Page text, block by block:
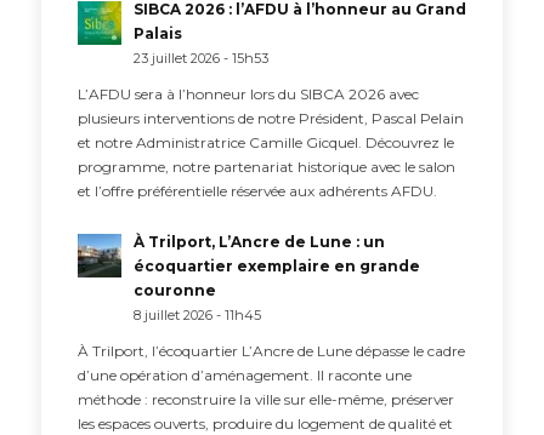
SIBCA 2026 : l’AFDU à l’honneur au Grand
Palais
23 juillet 2026 - 15h53
L’AFDU sera à l’honneur lors du SIBCA 2026 avec
plusieurs interventions de notre Président, Pascal Pelain
et notre Administratrice Camille Gicquel. Découvrez le
programme, notre partenariat historique avec le salon
et l’offre préférentielle réservée aux adhérents AFDU.
À Trilport, L’Ancre de Lune : un
écoquartier exemplaire en grande
couronne
8 juillet 2026 - 11h45
À Trilport, l’écoquartier L’Ancre de Lune dépasse le cadre
d’une opération d’aménagement. Il raconte une
méthode : reconstruire la ville sur elle-même, préserver
les espaces ouverts, produire du logement de qualité et